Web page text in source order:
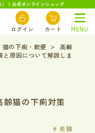
） | 公式オンラインショップ
ログイン カート MENU
猫の下痢・軟便
高齢
原因について解説しま
猫の下痢対策
# 老猫